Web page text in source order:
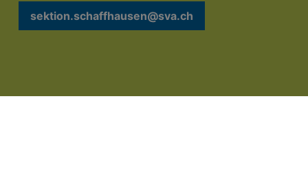
sektion.schaffhausen@sva.ch